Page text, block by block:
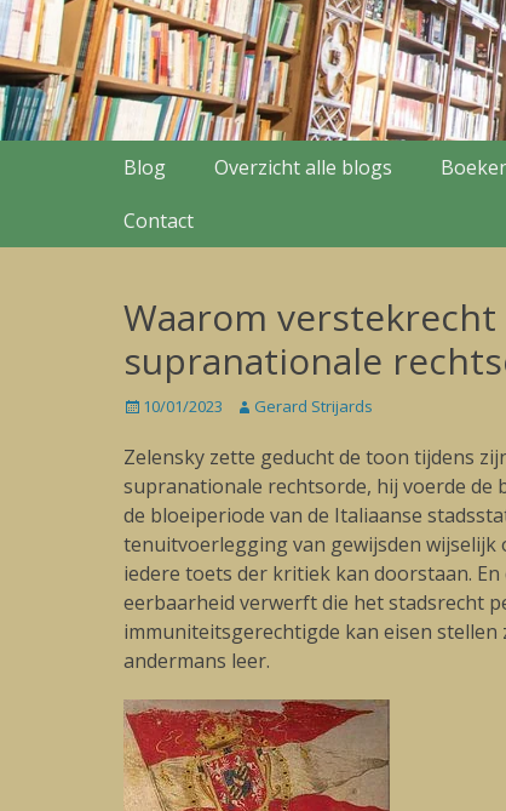
Secondary Menu
Skip
content
Blog Overzicht alle blogs
Contact
Waarom
supranationale
Posted
10/01/2023 Author
Gerard Strijards
Zelensky zette geducht de toon tijdens
supranationale rechtsorde, hij voerde de
de bloeiperiode van de Italiaanse
tenuitvoerlegging van gewijsden wijselijk
iedere toets der kritiek kan doorstaan.
eerbaarheid verwerft die het stadsrecht
immuniteitsgerechtigde kan eisen
andermans leer.